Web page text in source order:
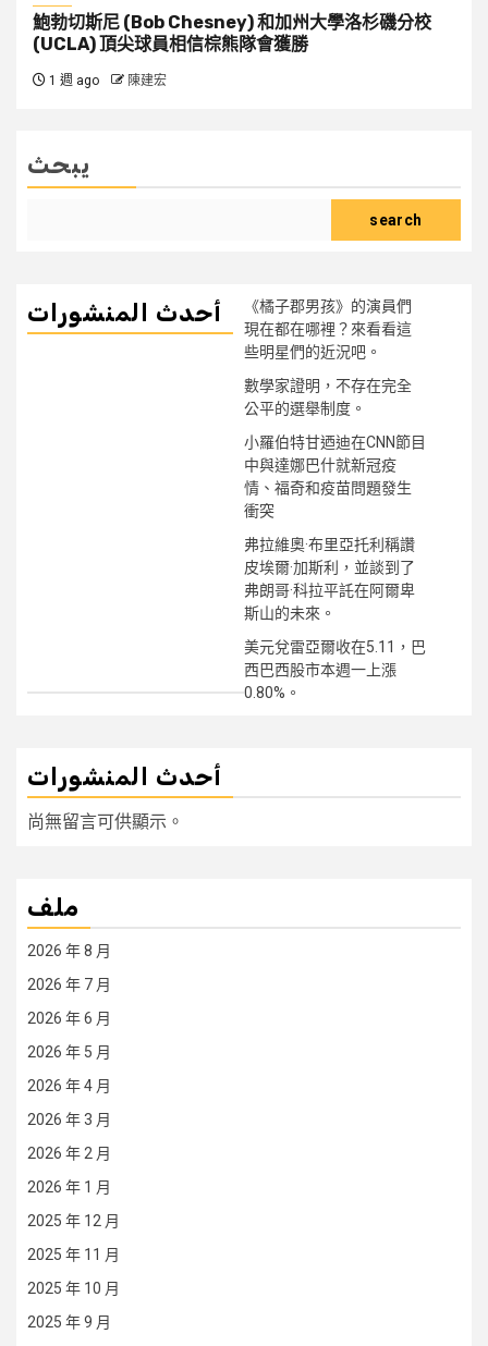
鮑勃切斯尼 (Bob Chesney) 和加州大學洛杉磯分校
(UCLA) 頂尖球員相信棕熊隊會獲勝
1 週 ago 陳建宏
يبحث
search
أحدث المنشورات
《橘子郡男孩》的演員們
現在都在哪裡？來看看這
些明星們的近況吧。
數學家證明，不存在完全
公平的選舉制度。
小羅伯特甘迺迪在CNN節目
中與達娜巴什就新冠疫
情、福奇和疫苗問題發生
衝突
弗拉維奧·布里亞托利稱讚
皮埃爾·加斯利，並談到了
弗朗哥·科拉平託在阿爾卑
斯山的未來。
美元兌雷亞爾收在5.11，巴
西巴西股市本週一上漲
0.80%。
أحدث المنشورات
尚無留言可供顯示。
ملف
2026 年 8 月
2026 年 7 月
2026 年 6 月
2026 年 5 月
2026 年 4 月
2026 年 3 月
2026 年 2 月
2026 年 1 月
2025 年 12 月
2025 年 11 月
2025 年 10 月
2025 年 9 月